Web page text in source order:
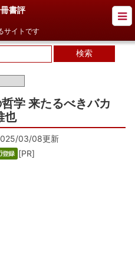
冊書評
サイトです
哲学 来たるべきバカ
也
03/08更新
[PR]